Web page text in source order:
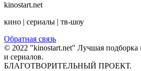
kinostart.net
кино | сериалы | тв-шоу
Обратная связь
© 2022 "kinostart.net" Лучшая
и сериалов.
БЛАГОТВОРИТЕЛЬНЫЙ ПРОЕКТ.